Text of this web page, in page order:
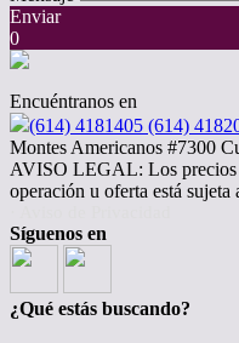
Enviar
0
Encuéntranos en
(614) 4181405 (614)
Montes Americanos #7300
AVISO LEGAL: Los precios
operación u oferta está
Síguenos en
¿Qué estás buscando?